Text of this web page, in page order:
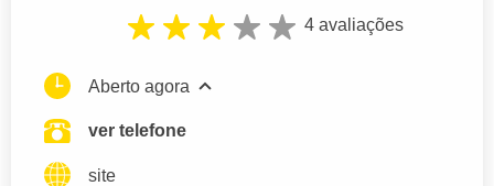
4 avaliações
Aberto agora
ver telefone
site